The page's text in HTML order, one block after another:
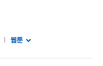
웹툰